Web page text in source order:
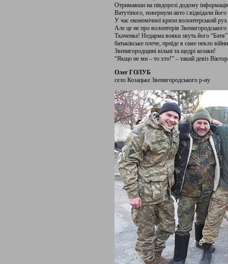
Отримавши на півдорозі додому
Ватутіного, повернули авто і відвідали
У час економічної кризи волонтерський
Але це не про волонтерів
Ткаченка! Недарма вояки звуть його
батьківське плече, приїде в саме пекло
Звенигородщині вільні та щедрі козаки!
“Якщо не ми – то хто!” – такий девіз
Олег ГОЛУБ
село Козацьке Звенигородського р-ну